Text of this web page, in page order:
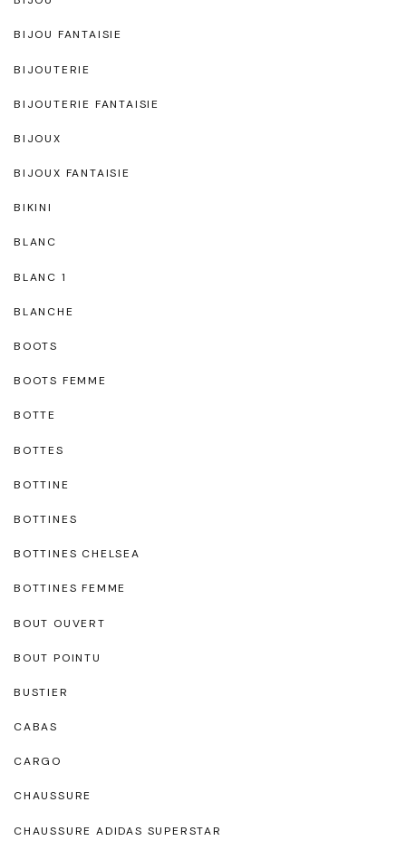
BIJOU FANTAISIE
BIJOUTERIE
BIJOUTERIE FANTAISIE
BIJOUX
BIJOUX FANTAISIE
BIKINI
BLANC
BLANC 1
BLANCHE
BOOTS
BOOTS FEMME
BOTTE
BOTTES
BOTTINE
BOTTINES
BOTTINES CHELSEA
BOTTINES FEMME
BOUT OUVERT
BOUT POINTU
BUSTIER
CABAS
CARGO
CHAUSSURE
CHAUSSURE ADIDAS SUPERSTAR